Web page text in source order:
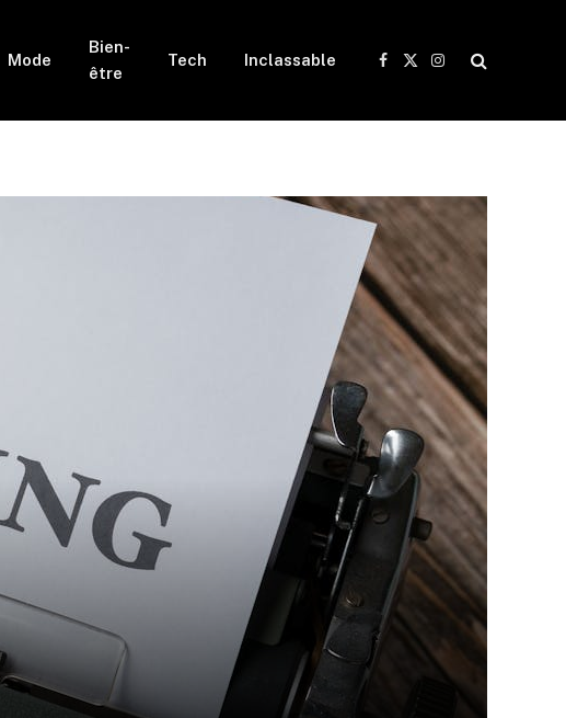
Mode
Bien-
être
Tech Inclassable
Facebook
X
Instagram